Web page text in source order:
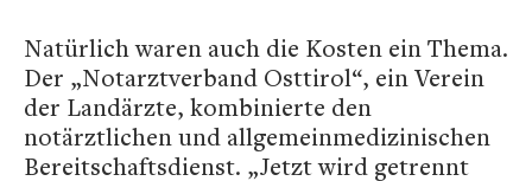
Natürlich waren auch die Kosten ein Thema.
Der „Notarztverband Osttirol“, ein Verein
der Landärzte, kombinierte den
notärztlichen und allgemeinmedizinischen
Bereitschaftsdienst. „Jetzt wird getrennt